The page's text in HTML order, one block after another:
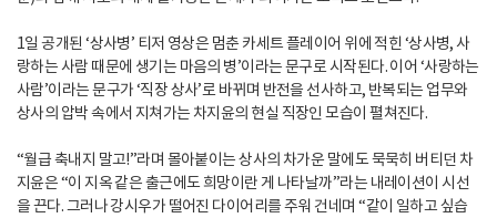
1일 공개된 ‘상사병’ 티저 영상은 멈춘 카세트 플레이어 위에 적힌 ‘상사병, 사
랑하는 사람 때문에 생기는 마음의 병’이라는 문구로 시작된다. 이어 ‘사랑하는
사람’이라는 문구가 ‘직장 상사’로 바뀌며 반전을 선사하고, 반복되는 업무와
상사의 압박 속에서 지쳐가는 차지윤의 현실 직장인 모습이 펼쳐진다.
“월급 축내지 말고!”라며 몰아붙이는 상사의 차가운 말에도 묵묵히 버티던 차
지윤은 “이 지옥 같은 출근에도 희망이란 게 나타날까”라는 내레이션이 시선
을 끈다. 그러나 강시우가 떨어진 다이어리를 주워 건네며 “같이 일하고 싶습